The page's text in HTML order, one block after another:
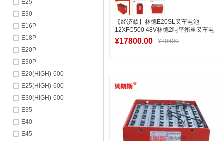
E25
E30
E16P
E18P
E20P
E30P
E20(HIGH)-600
E25(HIGH)-600
E30(HIGH)-600
E35
E40
E45
【经济款】林德E20SL叉车电池
12XFC500 48V林德2吨平衡重叉车电
瓶4PzS500
¥17800.00 ¥20400